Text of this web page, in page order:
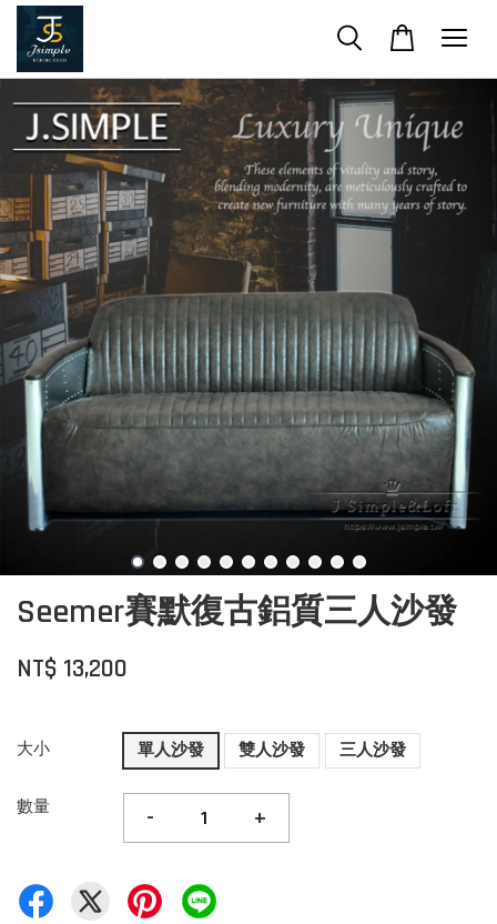
Seemer賽默復古鋁質三人沙發
NT$ 13,200
大小 單人沙發 雙人沙發 三人沙發
數量 - +